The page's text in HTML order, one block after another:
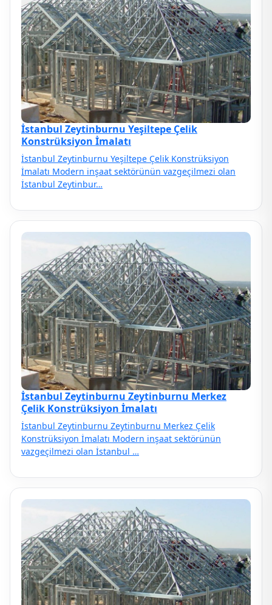
İstanbul Zeytinburnu Yeşiltepe Çelik
Konstrüksiyon İmalatı
İstanbul Zeytinburnu Yeşiltepe Çelik Konstrüksiyon
İmalatı Modern inşaat sektörünün vazgeçilmezi olan
İstanbul Zeytinbur…
İstanbul Zeytinburnu Zeytinburnu Merkez
Çelik Konstrüksiyon İmalatı
İstanbul Zeytinburnu Zeytinburnu Merkez Çelik
Konstrüksiyon İmalatı Modern inşaat sektörünün
vazgeçilmezi olan İstanbul …